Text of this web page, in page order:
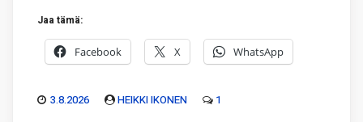
Jaa tämä:
Facebook X WhatsApp
3.8.2026 HEIKKI IKONEN 1